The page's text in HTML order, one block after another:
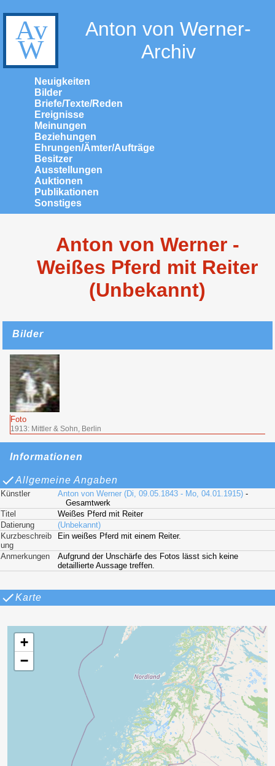
Anton von Werner-
Archiv
Neuigkeiten
Bilder
Briefe/Texte/Reden
Ereignisse
Meinungen
Beziehungen
Ehrungen/Ämter/Aufträge
Besitzer
Ausstellungen
Auktionen
Publikationen
Sonstiges
Anton von Werner -
Weißes Pferd mit Reiter
(Unbekannt)
Bilder
Foto
1913: Mittler & Sohn, Berlin
Informationen
Allgemeine Angaben
Künstler Anton von Werner (Di, 09.05.1843 - Mo, 04.01.1915) -
Gesamtwerk
Titel
Weißes Pferd mit Reiter
Datierung
(Unbekannt)
Kurzbeschreib
ung
Ein weißes Pferd mit einem Reiter.
Anmerkungen
Aufgrund der Unschärfe des Fotos lässt sich keine
detaillierte Aussage treffen.
Karte
+
−